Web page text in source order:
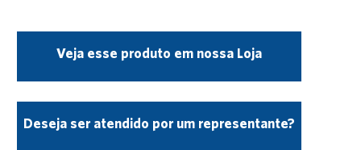
Veja esse produto em nossa Loja
Deseja ser atendido por um representante?